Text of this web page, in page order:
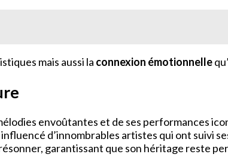
mais aussi la connexion émotionnelle
envoûtantes et de ses performances
d’innombrables artistes qui ont suivi
garantissant que son héritage reste